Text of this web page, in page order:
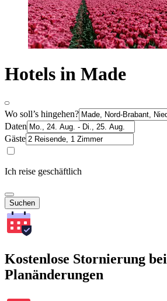
Hotels in Made
Wo soll’s hingehen?
Daten
Gäste
Ich reise geschäftlich
Suchen
Kostenlose Stornierung bei
Planänderungen